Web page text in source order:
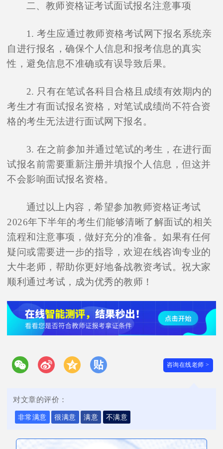
二、教师资格证考试面试报名注意事项
1. 考生应通过教师资格考试网下报名系统亲
自进行报名，确保个人信息和报考信息的真实
性，避免信息不准确或有误导致后果。
2. 只有在笔试各科目合格且成绩有效期内的
考生才有面试报名资格，对笔试成绩尚不符合资
格的考生无法进行面试网下报名。
3. 在之前参加并通过笔试的考生，在进行面
试报名前需要重新注册并填报个人信息，但这并
不会影响面试报名资格。
通过以上内容，希望参加教师资格证考试
2026年下半年的考生们能够清晰了解面试的相关
流程和注意事项，做好充分的准备。如果有任何
疑问或需要进一步的指导，欢迎在线咨询专业的
大牛老师，帮助你更好地备战教资考试。祝大家
顺利通过考试，成为优秀的教师！
咨询在线老师 >
对文章的评价：
非常满意 很满意 满意 不满意